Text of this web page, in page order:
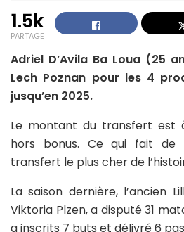
1.5k
PARTAGE
Adriel D’Avila Ba Loua (25
Lech Poznan pour les 4
jusqu’en 2025.
Le montant du transfert est
hors bonus. Ce qui fait de
transfert le plus cher de
La saison dernière, l’ancien
Viktoria Plzen, a disputé 31
a inscrits 7 buts et délivré 6